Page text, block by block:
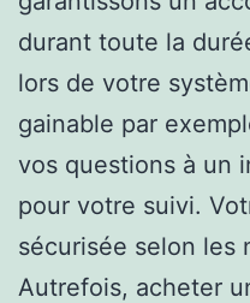
durant toute la
lors de votre
gainable par
vos questions à un
pour votre suivi.
sécurisée selon les
Autrefois, acheter